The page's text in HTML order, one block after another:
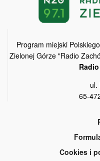
Program miejski
Zielonej Górze "Radio
ul.
65-
Cookies i